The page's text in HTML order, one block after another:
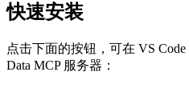
快速安装
点击下面的按钮，可在 VS
Data MCP 服务器：